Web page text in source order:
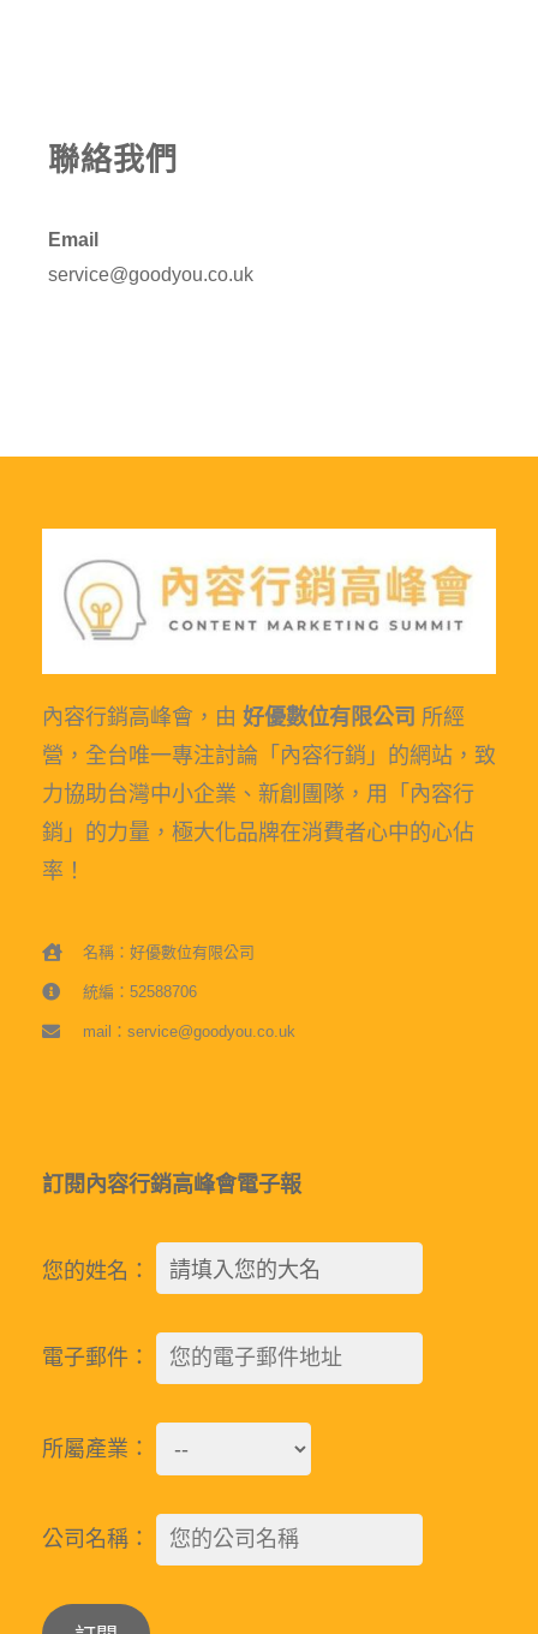
聯絡我們
Email
service@goodyou.co.uk
內容行銷高峰會，由 好優數位有限公司 所經
營，全台唯一專注討論「內容行銷」的網站，致
力協助台灣中小企業、新創團隊，用「內容行
銷」的力量，極大化品牌在消費者心中的心佔
率！
名稱：好優數位有限公司
統編：52588706
mail：service@goodyou.co.uk
訂閱內容行銷高峰會電子報
您的姓名：
電子郵件：
所屬產業：
公司名稱：